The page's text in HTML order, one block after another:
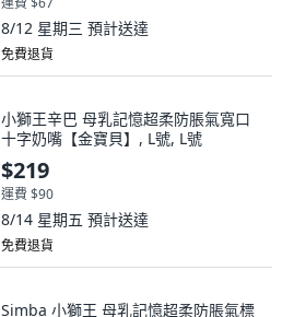
8/12 星期三 預計送達
免費退貨
小獅王辛巴 母乳記憶超柔防脹氣寬口
十字奶嘴【金寶貝】, L號, L號
$219
運費 $90
8/14 星期五 預計送達
免費退貨
Simba 小獅王 母乳記憶超柔防脹氣標